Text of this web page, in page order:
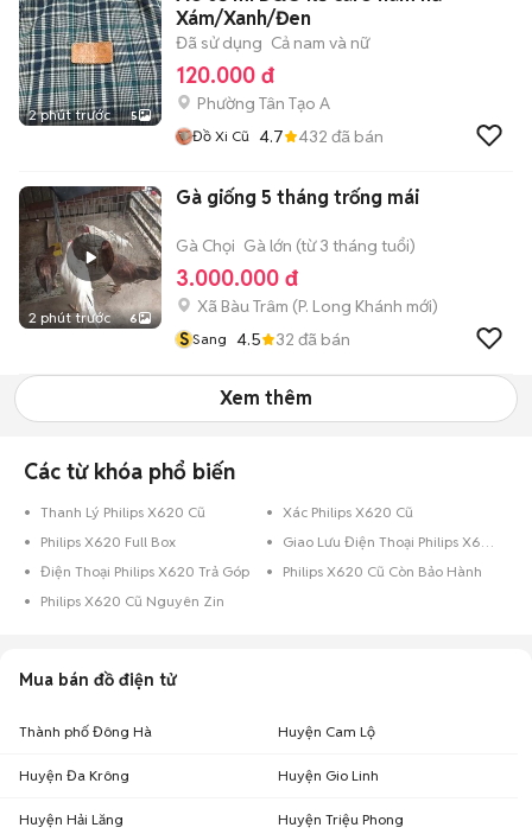
2 phút trước 5
Xám/Xanh/Đen
Đã sử dụng Cả nam và nữ
120.000 đ
Phường Tân Tạo A
Đồ Xi Cũ 4.7 432 đã bán
2 phút trước 6
Gà giống 5 tháng trống mái
Gà Chọi Gà lớn (từ 3 tháng tuổi)
3.000.000 đ
Xã Bàu Trâm (P. Long Khánh mới)
S Sang 4.5 32 đã bán
Xem thêm
Các từ khóa phổ biến
Thanh Lý Philips X620 Cũ
Xác Philips X620 Cũ
Philips X620 Full Box
Giao Lưu Điện Thoại Philips X620
Điện Thoại Philips X620 Trả Góp
Philips X620 Cũ Còn Bảo Hành
Philips X620 Cũ Nguyên Zin
Mua bán đồ điện tử
Thành phố Đông Hà Huyện Cam Lộ
Huyện Đa Krông Huyện Gio Linh
Huyện Hải Lăng Huyện Triệu Phong